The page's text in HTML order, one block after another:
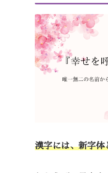
漢字には、新字体